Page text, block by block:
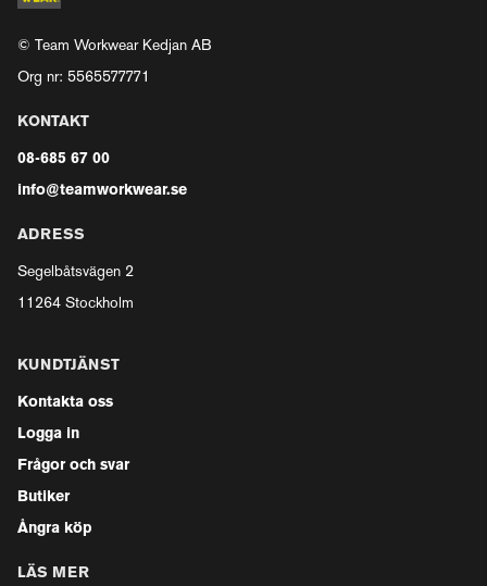
© Team Workwear Kedjan AB
Org nr: 5565577771
KONTAKT
08-685 67 00
info@teamworkwear.se
ADRESS
Segelbåtsvägen 2
11264 Stockholm
KUNDTJÄNST
Kontakta oss
Logga in
Frågor och svar
Butiker
Ångra köp
LÄS MER